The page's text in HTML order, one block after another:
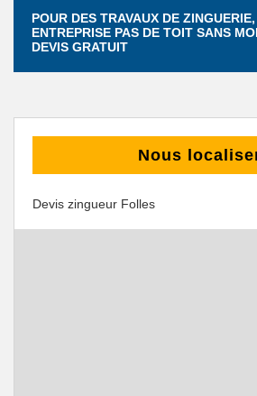
POUR DES TRAVAUX DE
ENTREPRISE PAS DE TOIT SANS
DEVIS GRATUIT
Nous
Devis zingueur Folles